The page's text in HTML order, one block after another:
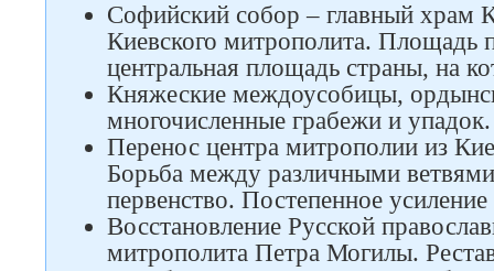
Софийский собор – главный храм
Киевского митрополита. Площадь
центральная площадь страны, на
Княжеские междоусобицы,
многочисленные грабежи и упадок.
Перенос центра митрополии из
Борьба между различными
первенство. Постепенное
Восстановление Русской
митрополита Петра Могилы.